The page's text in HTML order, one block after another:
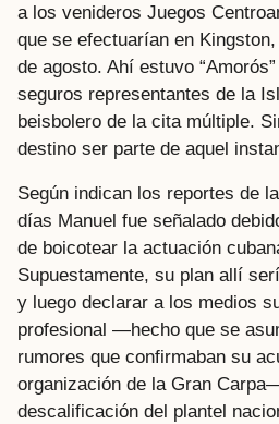
a los venideros Juegos
que se efectuarían en
de agosto. Ahí estuvo
seguros representantes de la
beisbolero de la cita múltiple.
destino ser parte de aquel
Según indican los reportes de
días Manuel fue señalado
de boicotear la actuación
Supuestamente, su plan allí
y luego declarar a los medios
profesional —hecho que se
rumores que confirmaban su
organización de la Gran
descalificación del plantel